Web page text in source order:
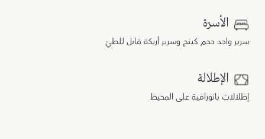
الأسرّة
سرير واحد حجم كينج وسرير أريكة قابل للطيّ
الإطلالة
إطلالات بانورامية على المحيط